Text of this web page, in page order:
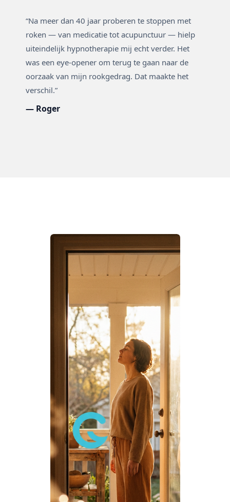
“Na meer dan 40 jaar proberen te stoppen met
roken — van medicatie tot acupunctuur — hielp
uiteindelijk hypnotherapie mij echt verder. Het
was een eye-opener om terug te gaan naar de
oorzaak van mijn rookgedrag. Dat maakte het
verschil.”
— Roger